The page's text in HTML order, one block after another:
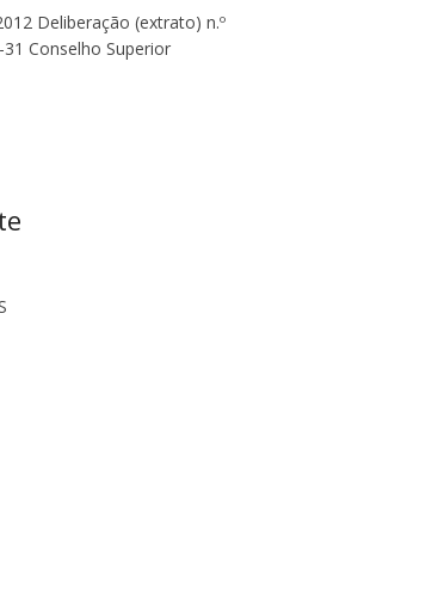
Deliberação (extrato) n.º
31 Conselho Superior